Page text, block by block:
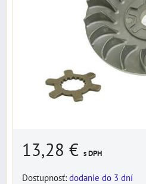
13,28 € s DPH
Dostupnosť: dodanie do 3 dní